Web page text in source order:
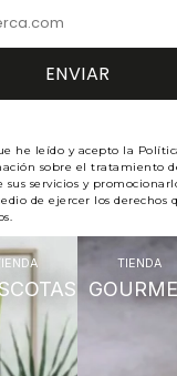
he leído y acepto la
sobre el tratamiento
servicios y
de ejercer los derechos
TIENDA